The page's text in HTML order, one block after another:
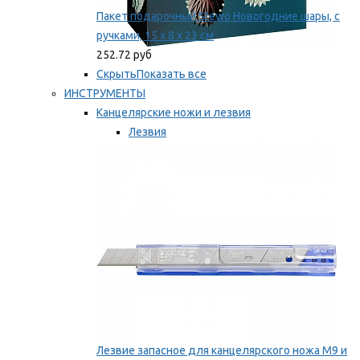
Пакет подарочный Stewo Новогодние шары, с
ручками, 15 х 8 х 23 см
252.72 руб
СкрытьПоказать все
ИНСТРУМЕНТЫ
Канцелярские ножи и лезвия
Лезвия
Лезвие запасное для канцелярского ножа M9 и